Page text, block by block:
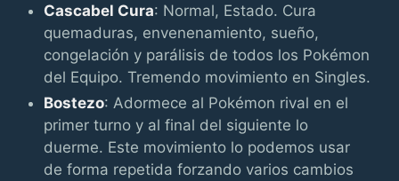
Cascabel Cura: Normal, Estado. Cura
quemaduras, envenenamiento, sueño,
congelación y parálisis de todos los Pokémon
del Equipo. Tremendo movimiento en Singles.
Bostezo: Adormece al Pokémon rival en el
primer turno y al final del siguiente lo
duerme. Este movimiento lo podemos usar
de forma repetida forzando varios cambios